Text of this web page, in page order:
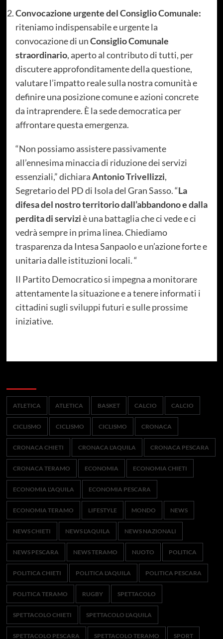
Convocazione urgente del Consiglio Comunale:
riteniamo indispensabile e urgente la
convocazione di unConsiglio Comunale
straordinario, aperto al contributo di tutti, per
discutere approfonditamente della questione,
valutare l’impatto reale sulla nostra comunità e
definire una posizione comune e azioni concrete
da intraprendere. È la sede democratica per
affrontare questa emergenza.
“Non possiamo assistere passivamente
all’ennesima minaccia di riduzione dei servizi
essenziali,” dichiaraAntonio Trivellizzi,
Segretario del PD di Isola del Gran Sasso. “La
difesa del nostro territorio dall’abbandono e dalla
perdita di serviziè una battaglia che ci vede e ci
vedrà sempre in prima linea. Chiediamo
trasparenza da Intesa Sanpaolo e un’azione forte e
unitaria dalle istituzioni locali. “
Il Partito Democratico si impegna a monitorare
attentamente la situazione e a tenere informati i
cittadini sugli sviluppi futuri e sulle prossime
iniziative.
ATLETICA ATLETICA BASKET CALCIO CALCIO
CICLISMO CICLISMO CICLISMO CRONACA
CRONACA CHIETI CRONACA L'AQUILA CRONACA PESCARA
CRONACA TERAMO ECONOMIA ECONOMIA CHIETI
ECONOMIA L'AQUILA ECONOMIA PESCARA
ECONOMIA TERAMO LIFESTYLE MONDO NEWS
NEWS CHIETI NEWS L'AQUILA NEWS NAZIONALI
NEWS PESCARA NEWS TERAMO NUOTO POLITICA
POLITICA CHIETI POLITICA L'AQUILA POLITICA PESCARA
POLITICA TERAMO RUGBY SPETTACOLO
SPETTACOLO CHIETI SPETTACOLO L'AQUILA
SPETTACOLO PESCARA SPETTACOLO TERAMO SPORT